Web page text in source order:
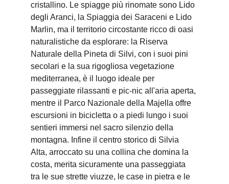
cristallino. Le spiagge più rinomate sono Lido
degli Aranci, la Spiaggia dei Saraceni e Lido
Marlin, ma il territorio circostante ricco di oasi
naturalistiche da esplorare: la Riserva
Naturale della Pineta di Silvi, con i suoi pini
secolari e la sua rigogliosa vegetazione
mediterranea, è il luogo ideale per
passeggiate rilassanti e pic-nic all'aria aperta,
mentre il Parco Nazionale della Majella offre
escursioni in bicicletta o a piedi lungo i suoi
sentieri immersi nel sacro silenzio della
montagna. Infine il centro storico di Silvia
Alta, arroccato su una collina che domina la
costa, merita sicuramente una passeggiata
tra le sue strette viuzze, le case in pietra e le